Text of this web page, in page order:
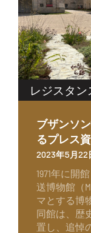
レジスタ
ブザンソ
るプレス
2023年5月22
1971年に開
送博物館（
マとする博
同館は、歴
置し、追悼